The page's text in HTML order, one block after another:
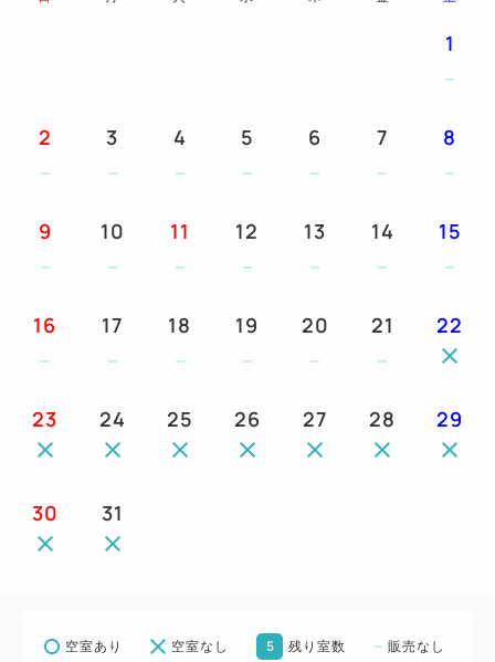
・キャンセルの場合は規定に基づいて、ご請求させて
泊をお断りする場合がございます。
＝＝＝＝＝＝＝＝＝＝＝＝＝＝＝＝＝＝＝＝＝＝＝＝
【館内のご案内】
〈3F〉フロント/ロビー/電子レンジ/自動販売機
【客室設備】
・個別エアコン
・Wi‐Fi
・冷蔵庫（冷凍機能はございません）
・電気ケトル（煎茶・ほうじ茶）
・シャワートイレ
1
2 3 4 5 6 7 8
9 10 11 12 13 14 15
16 17 18 19 20 21 22
23 24 25 26 27 28 29
30 31
空室あり 空室なし 5 残り室数 販売なし